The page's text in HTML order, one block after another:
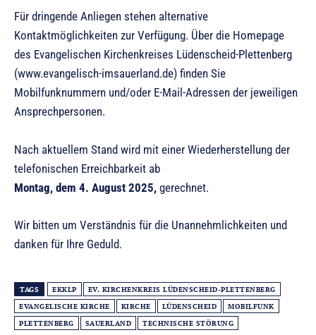
Für dringende Anliegen stehen alternative
Kontaktmöglichkeiten zur Verfügung. Über die Homepage
des Evangelischen Kirchenkreises Lüdenscheid-Plettenberg
(www.evangelisch-imsauerland.de) finden Sie
Mobilfunknummern und/oder E-Mail-Adressen der jeweiligen
Ansprechpersonen.
Nach aktuellem Stand wird mit einer Wiederherstellung der
telefonischen Erreichbarkeit ab
Montag, dem 4. August 2025, gerechnet.
Wir bitten um Verständnis für die Unannehmlichkeiten und
danken für Ihre Geduld.
TAGS EKKLP
EV. KIRCHENKREIS LÜDENSCHEID-PLETTENBERG
EVANGELISCHE KIRCHE
KIRCHE LÜDENSCHEID
MOBILFUNK
PLETTENBERG
SAUERLAND TECHNISCHE STÖRUNG